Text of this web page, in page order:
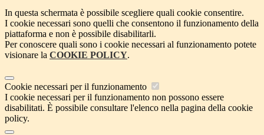
In questa schermata è possibile scegliere quali cookie consentire.
I cookie necessari sono quelli che consentono il funzionamento della
piattaforma e non è possibile disabilitarli.
Per conoscere quali sono i cookie necessari al funzionamento potete
visionare la COOKIE POLICY.
Cookie necessari per il funzionamento
I cookie necessari per il funzionamento non possono essere
disabilitati. È possibile consultare l'elenco nella pagina della cookie
policy.